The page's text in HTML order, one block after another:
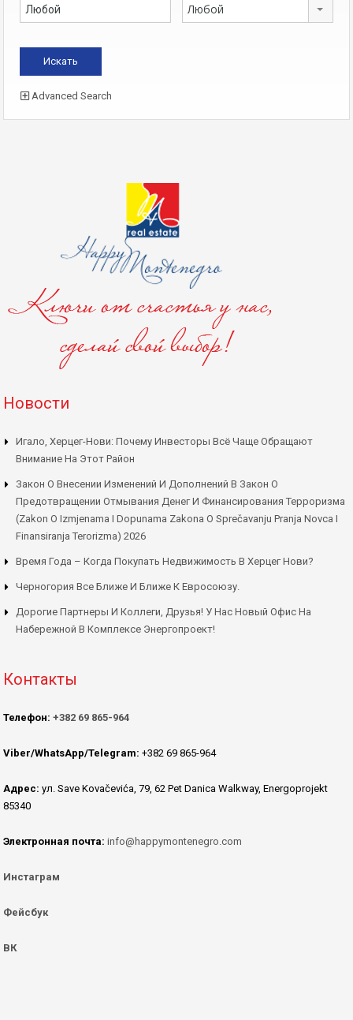
Любой
Advanced Search
Новости
Игало, Херцег-Нови: Почему Инвесторы Всё Чаще Обращают
Внимание На Этот Район
Закон О Внесении Изменений И Дополнений В Закон О
Предотвращении Отмывания Денег И Финансирования Терроризма
(Zakon O Izmjenama I Dopunama Zakona O Sprečavanju Pranja Novca I
Finansiranja Terorizma) 2026
Время Года – Когда Покупать Недвижимость В Херцег Нови?
Черногория Все Ближе И Ближе К Евросоюзу.
Дорогие Партнеры И Коллеги, Друзья! У Нас Новый Офис На
Набережной В Комплексе Энергопроект!
Контакты
Телефон: +382 69 865-964
Viber/WhatsApp/Telegram: +382 69 865-964
Адрес: ул. Save Kovačevića, 79, 62 Pet Danica Walkway, Energoprojekt
85340
Электронная почта: info@happymontenegro.com
Инстаграм
Фейсбук
ВК